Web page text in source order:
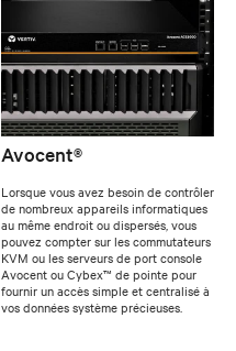
Avocent®
Lorsque vous avez besoin de contrôler
de nombreux appareils informatiques
au même endroit ou dispersés, vous
pouvez compter sur les commutateurs
KVM ou les serveurs de port console
Avocent ou Cybex™ de pointe pour
fournir un accès simple et centralisé à
vos données système précieuses.